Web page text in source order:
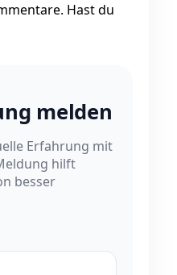
Hast du
melden
Erfahrung mit
hilft
besser